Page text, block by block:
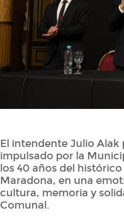
El intendente Julio
impulsado por la
los 40 años del
Maradona, en una
cultura, memoria y
Comunal.